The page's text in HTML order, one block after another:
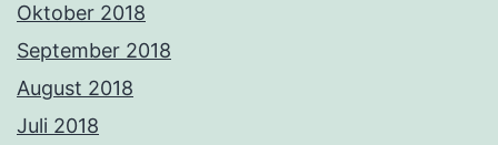
Oktober 2018
September 2018
August 2018
Juli 2018